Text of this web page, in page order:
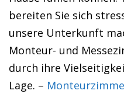
bereiten Sie sich
unsere Unterkunft
Monteur- und
durch ihre
Lage. –